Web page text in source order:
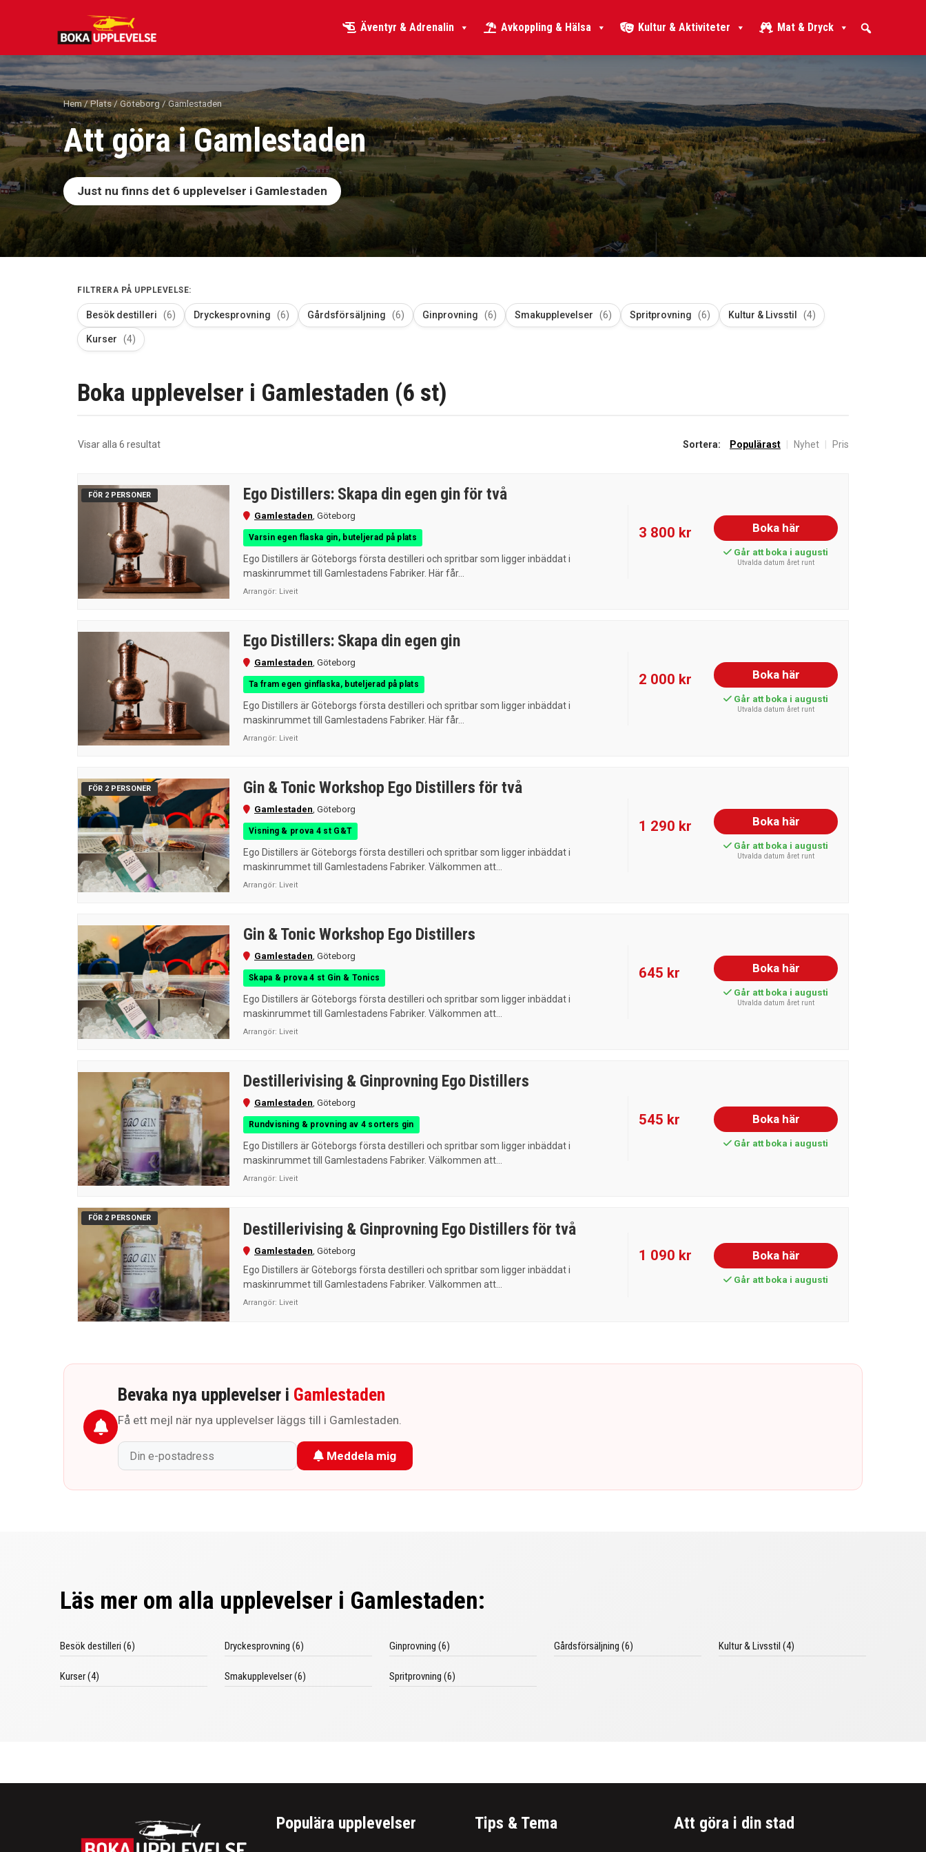
Äventyr & Adrenalin Avkoppling & Hälsa Kultur & Aktiviteter Mat & Dryck
Hem/Plats/ Göteborg/ Gamlestaden
Att göra i Gamlestaden
Just nu finns det 6 upplevelser i Gamlestaden
FILTRERA PÅ UPPLEVELSE:
Besök destilleri (6) Dryckesprovning (6) Gårdsförsäljning (6) Ginprovning (6) Smakupplevelser (6) Spritprovning (6) Kultur & Livsstil (4)
Kurser (4)
Boka upplevelser i Gamlestaden (6 st)
Visar alla 6 resultatSortera
Sortera: Populärast Nyhet Pris
FÖR 2 PERSONER Ego Distillers: Skapa din egen gin för två
Gamlestaden, Göteborg
Varsin egen flaska gin, buteljerad på plats
Ego Distillers är Göteborgs första destilleri och spritbar som ligger inbäddat i
maskinrummet till Gamlestadens Fabriker. Här får...
Arrangör: Liveit
3 800 kr Boka här
Går att boka i augusti
Utvalda datum året runt
Ego Distillers: Skapa din egen gin
Gamlestaden, Göteborg
Ta fram egen ginflaska, buteljerad på plats
Ego Distillers är Göteborgs första destilleri och spritbar som ligger inbäddat i
maskinrummet till Gamlestadens Fabriker. Här får...
Arrangör: Liveit
2 000 kr Boka här
Går att boka i augusti
Utvalda datum året runt
FÖR 2 PERSONER Gin & Tonic Workshop Ego Distillers för två
Gamlestaden, Göteborg
Visning & prova 4 st G&T
Ego Distillers är Göteborgs första destilleri och spritbar som ligger inbäddat i
maskinrummet till Gamlestadens Fabriker. Välkommen att...
Arrangör: Liveit
1 290 kr Boka här
Går att boka i augusti
Utvalda datum året runt
Gin & Tonic Workshop Ego Distillers
Gamlestaden, Göteborg
Skapa & prova 4 st Gin & Tonics
Ego Distillers är Göteborgs första destilleri och spritbar som ligger inbäddat i
maskinrummet till Gamlestadens Fabriker. Välkommen att...
Arrangör: Liveit
645 kr Boka här
Går att boka i augusti
Utvalda datum året runt
Destillerivising & Ginprovning Ego Distillers
Gamlestaden, Göteborg
Rundvisning & provning av 4 sorters gin
Ego Distillers är Göteborgs första destilleri och spritbar som ligger inbäddat i
maskinrummet till Gamlestadens Fabriker. Välkommen att...
Arrangör: Liveit
545 kr Boka här
Går att boka i augusti
FÖR 2 PERSONER
Destillerivising & Ginprovning Ego Distillers för två
Gamlestaden, Göteborg
Ego Distillers är Göteborgs första destilleri och spritbar som ligger inbäddat i
maskinrummet till Gamlestadens Fabriker. Välkommen att...
Arrangör: Liveit
1 090 kr Boka här
Går att boka i augusti
Bevaka nya upplevelser i Gamlestaden
Få ett mejl när nya upplevelser läggs till i Gamlestaden.
Meddela mig
Läs mer om alla upplevelser i Gamlestaden:
Besök destilleri (6) Dryckesprovning (6) Ginprovning (6) Gårdsförsäljning (6) Kultur & Livsstil (4)
Kurser (4) Smakupplevelser (6) Spritprovning (6)
Populära upplevelser Tips & Tema Att göra i din stad